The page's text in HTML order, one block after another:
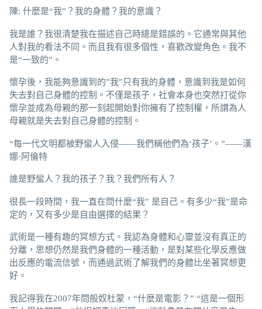
陳: 什麼是“我”？我的身體？我的意識？
我是誰？我很清楚我在描述自己時總是錯誤的。它通常與其他
人對我的看法不同。而且我有很多個性，喜歡改變角色。我不
是“一致的”。
懷孕後，我能夠意識到的”我”只有我的身體，意識到我是如何
失去對自己身體的控制。不僅是孩子，社會本身也突然打從你
懷孕並成為母親的那一刻起開始對你擁有了控制權，所謂為人
母親就是失去對自己身體的控制。
“每一代文明都被野蠻人入侵——我們稱他們為‘孩子’。”——漢
娜·阿倫特
誰是野蠻人？我的孩子？我？我們所有人？
很長一段時間，我一直在問什麼“我” 是自己。有多少“我”是命
定的，又有多少是自由選擇的結果？
武術是一種有趣的冥想方式。我認為身體和心靈並沒有真正的
分離，思想仍然是我們身體的一種活動，是對某些化學反應做
出反應的電流信號，而通過武術了解我們的身體比坐著冥想更
好。
我記得我在2007年問般奴杜蒙，“什麼是電影？” “這是一個形